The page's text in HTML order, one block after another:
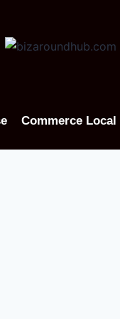
Commerce Local